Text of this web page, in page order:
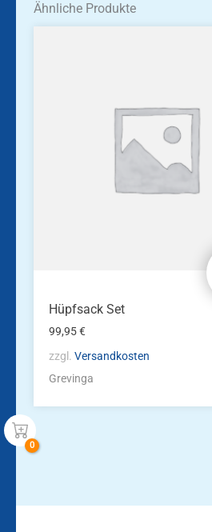
Ähnliche Produkte
Hüpfsack Set
99,95€
zzgl.Versandkosten
Grevinga